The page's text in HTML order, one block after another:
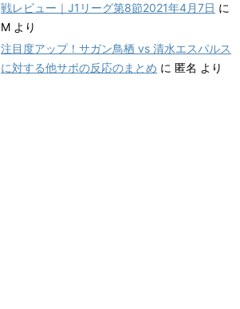
戦レビュー｜J1リーグ第8節2021年4月7日 に
M より
注目度アップ！サガン鳥栖 vs 清水エスパルス
に対する他サポの反応のまとめ に 匿名 より